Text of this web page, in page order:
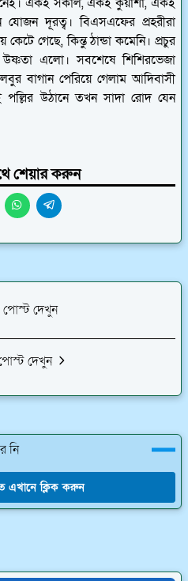
দূরত্ব। বিএসএফের প্রহরীরা
কেটে গেছে, কিন্তু ঠান্ডা কমেনি। প্রচুর
উষ্ণতা এলো। সবশেষে শিশিরভেজা
বাগান পেরিয়ে গেলাম আদিবাসী
পল্লির উঠানে তখন সাদা রোদ যেন
শেয়ার করুন
পোস্ট দেখুন
দেখুন
নি
এখানে ক্লিক করুন